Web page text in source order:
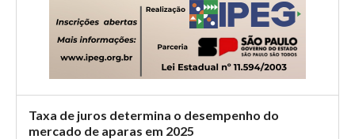
Taxa de juros determina o desempenho do
mercado de aparas em 2025